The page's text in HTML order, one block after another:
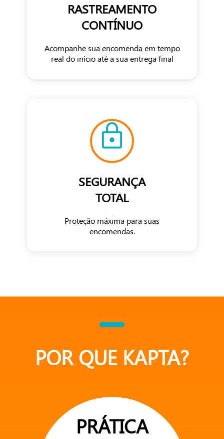
RASTREAMENTO
CONTÍNUO
Acompanhe sua encomenda em tempo
real do início até a sua entrega final
SEGURANÇA
TOTAL
Proteção máxima para suas
encomendas.
POR QUE KAPTA?
PRÁTICA